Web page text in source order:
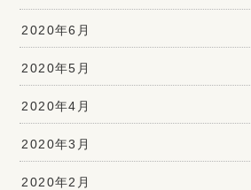
2020年6月
2020年5月
2020年4月
2020年3月
2020年2月